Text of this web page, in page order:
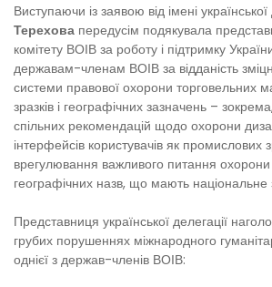
Виступаючи із заявою від імені української
Терехова передусім подякувала
комітету ВОІВ за роботу і підтримку
державам-членам ВОІВ за відданість
системи правової охорони торговельних
зразків і географічних зазначень –
спільних рекомендацій щодо охорони
інтерфейсів користувачів як промислових
врегулювання важливого питання охорони
географічних назв, що мають національне
Представниця української делегації
грубих порушеннях міжнародного
однієї з держав-членів ВОІВ: